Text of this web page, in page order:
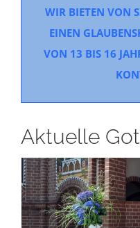
WIR BIETEN VON
EINEN
VON 13 BIS 16
Aktuelle